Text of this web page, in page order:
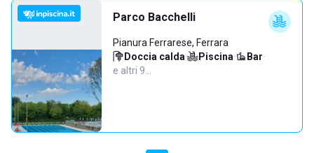
Parco Bacchelli
Pianura Ferrarese, Ferrara
Doccia calda· Piscina· Bar·
e altri 9…